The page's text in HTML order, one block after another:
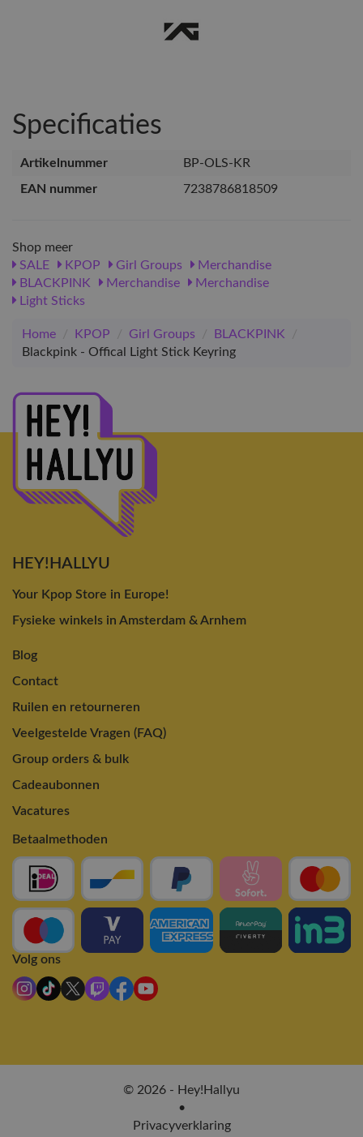
Specificaties
Artikelnummer
BP-OLS-KR
EAN nummer
7238786818509
Shop meer
SALE
KPOP Girl Groups
Merchandise
BLACKPINK
Merchandise
Merchandise
Light Sticks
Home / KPOP / Girl Groups / BLACKPINK
/
Blackpink - Offical Light Stick Keyring
HEY!HALLYU
Your Kpop Store in Europe!
Fysieke winkels in Amsterdam & Arnhem
Blog
Contact
Ruilen en retourneren
Veelgestelde Vragen (FAQ)
Group orders & bulk
Cadeaubonnen
Vacatures
Betaalmethoden
Volg ons
© 2026 - Hey!Hallyu
•
Privacyverklaring